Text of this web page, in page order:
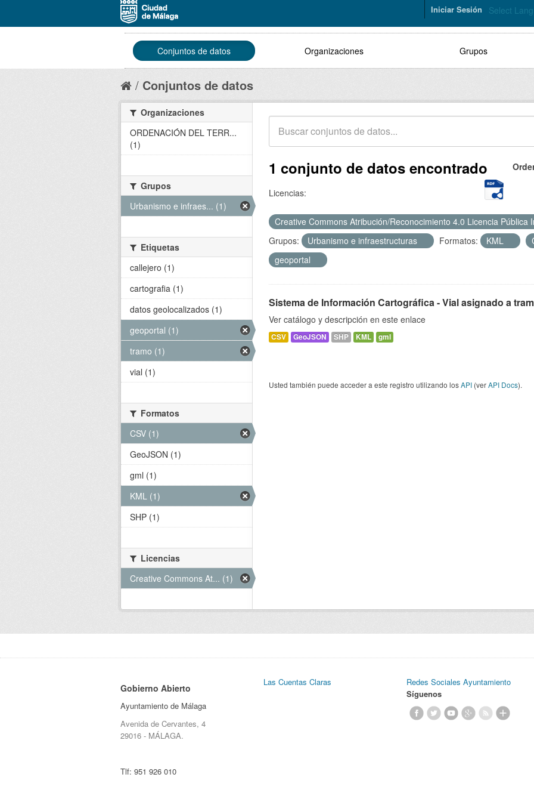
Select
Iniciar Sesión
Conjuntos de datos Organizaciones Grupos
Conjuntos de datos
1 conjunto de datos encontrado
Licencias:
Creative Commons Atribución/Reconocimiento 4.0 Licencia
Grupos:
Urbanismo e infraestructuras Formatos: KML
geoportal
Sistema de Información Cartográfica - Vial asignado a
Ver catálogo y descripción en este enlace
CSV GeoJSON SHP KML gml
Usted también puede acceder a este registro utilizando losAPI (verAPI Docs).
Organizaciones
ORDENACIÓN DEL TERR...
(1)
Grupos
Urbanismo e infraes... (1)
Etiquetas
callejero (1)
cartografia (1)
datos geolocalizados (1)
geoportal (1)
tramo (1)
vial (1)
Formatos
CSV (1)
GeoJSON (1)
gml (1)
KML (1)
SHP (1)
Licencias
Creative Commons At... (1)
Gobierno Abierto
Ayuntamiento de Málaga
Avenida de Cervantes, 4
29016 - MÁLAGA.
Tlf: 951 926 010
Las Cuentas Claras
Redes Sociales Ayuntamiento
Síguenos